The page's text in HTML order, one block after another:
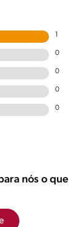
0
0
0
0
nós o que